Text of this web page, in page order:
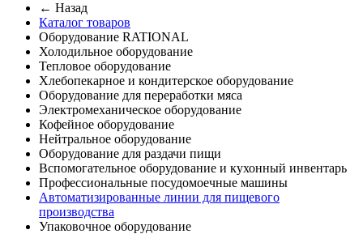
← Назад
Каталог товаров
Оборудование RATIONAL
Холодильное оборудование
Тепловое оборудование
Хлебопекарное и кондитерское оборудование
Оборудование для переработки мяса
Электромеханическое оборудование
Кофейное оборудование
Нейтральное оборудование
Оборудование для раздачи пищи
Вспомогательное оборудование и кухонный инвентарь
Профессиональные посудомоечные машины
Автоматизированные линии для пищевого
производства
Упаковочное оборудование